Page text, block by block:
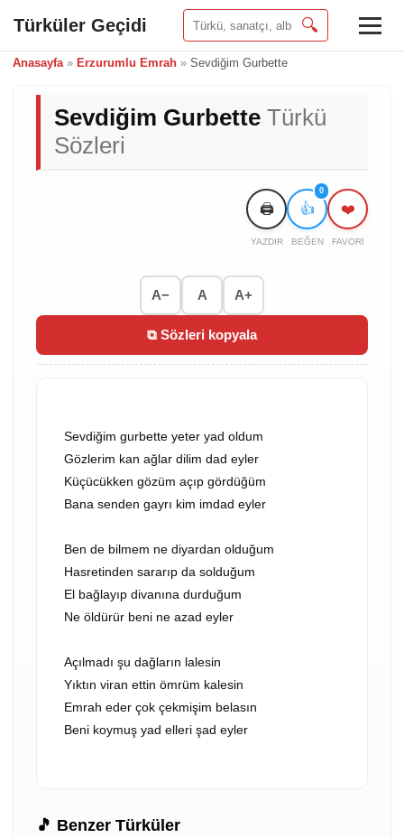
Türküler Geçidi 🔍
Anasayfa» Erzurumlu Emrah » Sevdiğim Gurbette
Sevdiğim Gurbette Türkü
Sözleri
🖨️
YAZDIR
👍
0
BEĞEN
❤️
FAVORI
A− A A+
⧉ Sözleri kopyala
Sevdiğim gurbette yeter yad oldum
Gözlerim kan ağlar dilim dad eyler
Küçücükken gözüm açıp gördüğüm
Bana senden gayrı kim imdad eyler
Ben de bilmem ne diyardan olduğum
Hasretinden sararıp da solduğum
El bağlayıp divanına durduğum
Ne öldürür beni ne azad eyler
Açılmadı şu dağların lalesin
Yıktın viran ettin ömrüm kalesin
Emrah eder çok çekmişim belasın
Beni koymuş yad elleri şad eyler
🎵 Benzer Türküler